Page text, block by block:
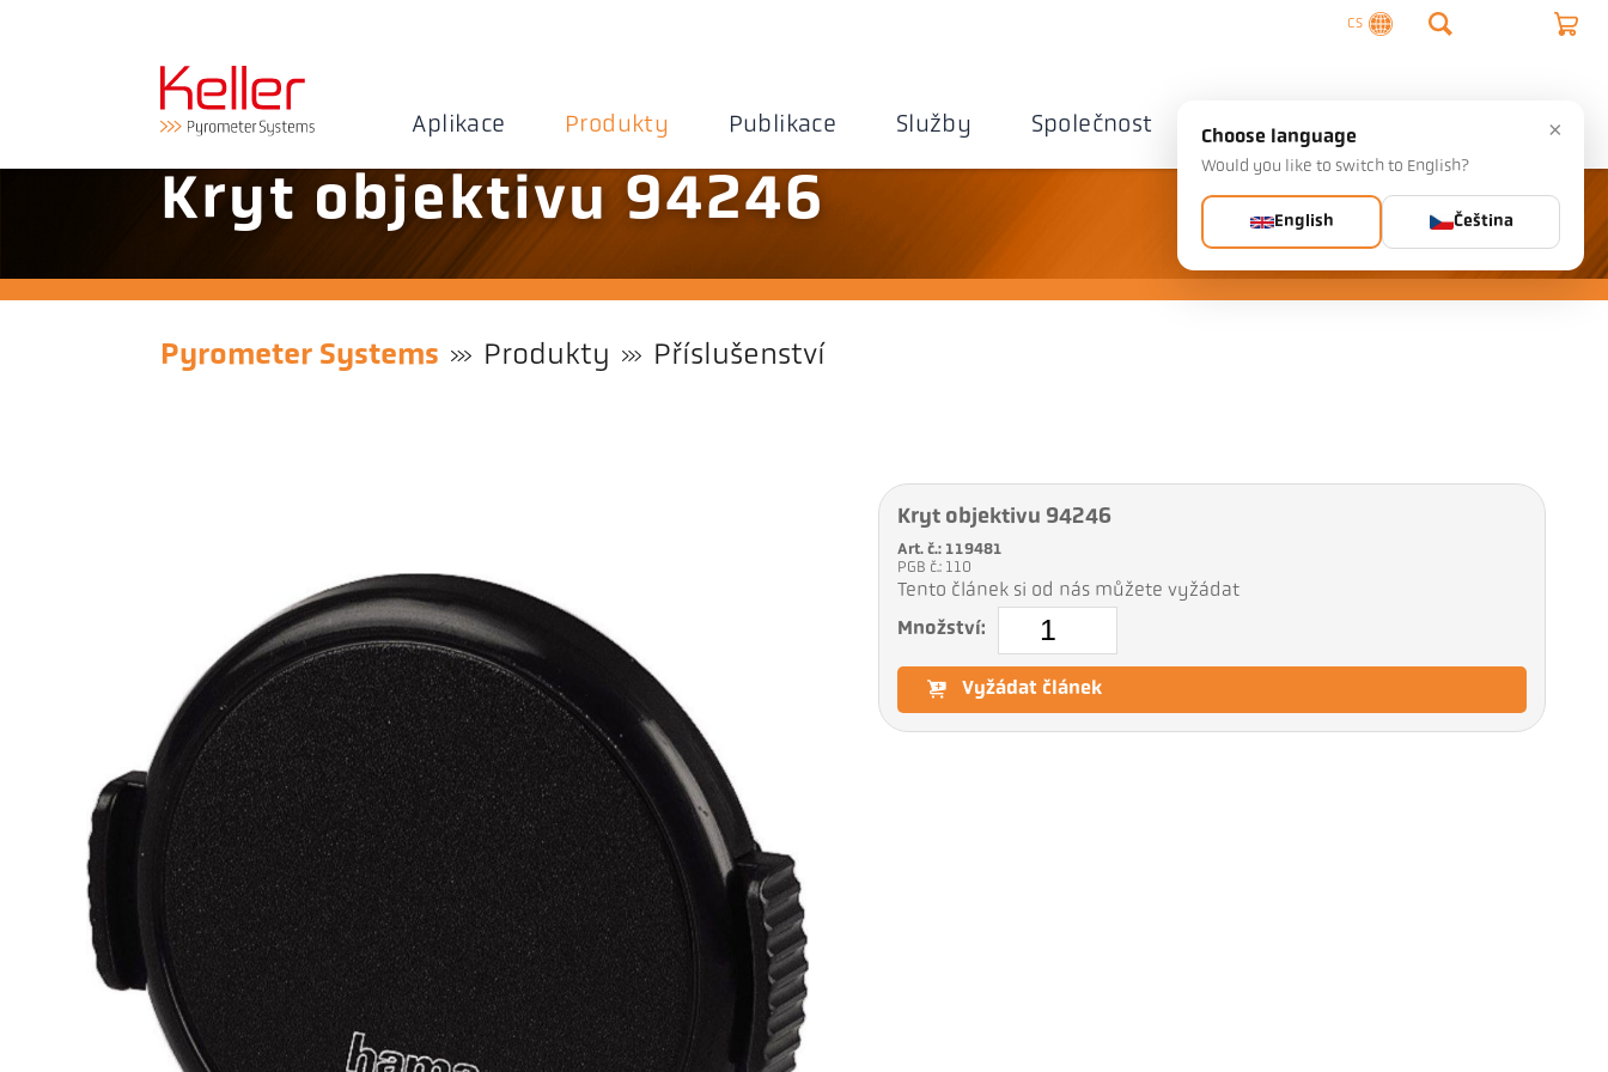
CS
Aplikace Produkty Publikace Služby Společnost Kontaktujte nás
Kryt objektivu 94246
Pyrometer Systems Produkty Příslušenství
Kryt objektivu 94246
Art. č.: 119481
PGB č.: 110
Tento článek si od nás můžete vyžádat
Množství:
Vyžádat článek
×
Choose language
Would you like to switch to English?
English Čeština